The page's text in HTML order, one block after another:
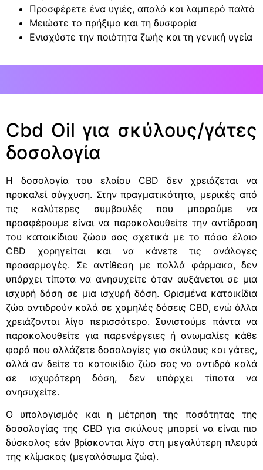
Προσφέρετε ένα υγιές, απαλό και λαμπερό παλτό
Μειώστε το πρήξιμο και τη δυσφορία
Ενισχύστε την ποιότητα ζωής και τη γενική υγεία
Cbd Oil για σκύλους/γάτες
δοσολογία
Η δοσολογία του ελαίου CBD δεν χρειάζεται να
προκαλεί σύγχυση. Στην πραγματικότητα, μερικές από
τις καλύτερες συμβουλές που μπορούμε να
προσφέρουμε είναι να παρακολουθείτε την αντίδραση
του κατοικίδιου ζώου σας σχετικά με το πόσο έλαιο
CBD χορηγείται και να κάνετε τις ανάλογες
προσαρμογές. Σε αντίθεση με πολλά φάρμακα, δεν
υπάρχει τίποτα να ανησυχείτε όταν αυξάνεται σε μια
ισχυρή δόση σε μια ισχυρή δόση. Ορισμένα κατοικίδια
ζώα αντιδρούν καλά σε χαμηλές δόσεις CBD, ενώ άλλα
χρειάζονται λίγο περισσότερο. Συνιστούμε πάντα να
παρακολουθείτε για παρενέργειες ή ανωμαλίες κάθε
φορά που αλλάζετε δοσολογίες για σκύλους και γάτες,
αλλά αν δείτε το κατοικίδιο ζώο σας να αντιδρά καλά
σε ισχυρότερη δόση, δεν υπάρχει τίποτα να
ανησυχείτε.
Ο υπολογισμός και η μέτρηση της ποσότητας της
δοσολογίας της CBD για σκύλους μπορεί να είναι πιο
δύσκολος εάν βρίσκονται λίγο στη μεγαλύτερη πλευρά
της κλίμακας (μεγαλόσωμα ζώα).